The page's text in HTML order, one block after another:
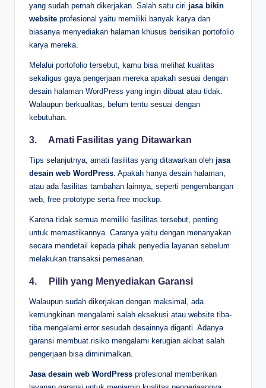
yang sudah pernah dikerjakan. Salah satu ciri jasa bikin
website profesional yaitu memiliki banyak karya dan
biasanya menyediakan halaman khusus berisikan portofolio
karya mereka.
Melalui portofolio tersebut, kamu bisa melihat kualitas
sekaligus gaya pengerjaan mereka apakah sesuai dengan
desain halaman WordPress yang ingin dibuat atau tidak.
Walaupun berkualitas, belum tentu sesuai dengan
kebutuhan.
3. Amati Fasilitas yang Ditawarkan
Tips selanjutnya, amati fasilitas yang ditawarkan oleh jasa
desain web WordPress . Apakah hanya desain halaman,
atau ada fasilitas tambahan lainnya, seperti pengembangan
web, free prototype serta free mockup.
Karena tidak semua memiliki fasilitas tersebut, penting
untuk memastikannya. Caranya yaitu dengan menanyakan
secara mendetail kepada pihak penyedia layanan sebelum
melakukan transaksi pemesanan.
4. Pilih yang Menyediakan Garansi
Walaupun sudah dikerjakan dengan maksimal, ada
kemungkinan mengalami salah eksekusi atau website tiba-
tiba mengalami error sesudah desainnya diganti. Adanya
garansi membuat risiko mengalami kerugian akibat salah
pengerjaan bisa diminimalkan.
Jasa desain web WordPress profesional memberikan